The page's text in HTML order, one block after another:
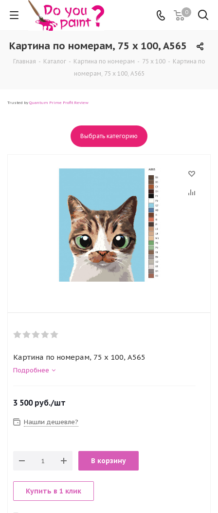
0
Картина по номерам, 75 x 100, A565
Главная - Каталог - Картина по номерам - 75 x 100 - Картина по
номерам, 75 x 100, A565
Trusted by Quantum Prime Profit Review
Выбрать категорию
Картина по номерам, 75 x 100, A565
Подробнее
3 500руб./шт
Нашли дешевле?
В корзину
Купить в 1 клик